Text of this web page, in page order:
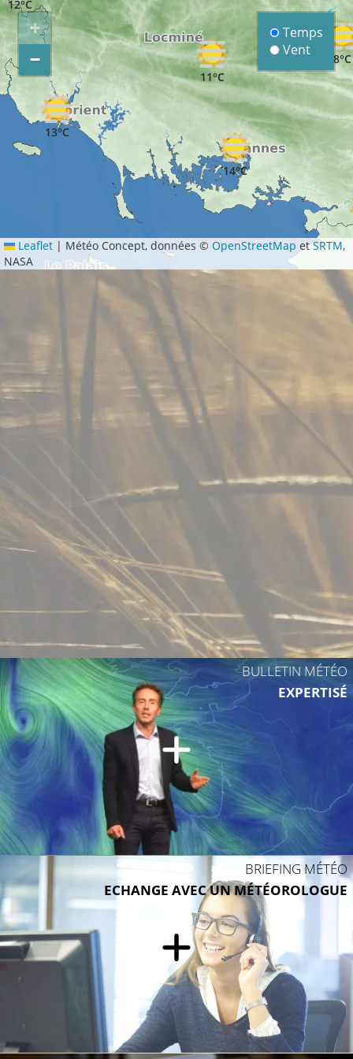
12°C
11°C
13°C
8°C
14°C
+
−
Temps
Vent
Leaflet | Météo Concept, données ©OpenStreetMap etSRTM,
NASA
BULLETIN MÉTÉO
EXPERTISÉ
BRIEFING MÉTÉO
ECHANGE AVEC UN MÉTÉOROLOGUE